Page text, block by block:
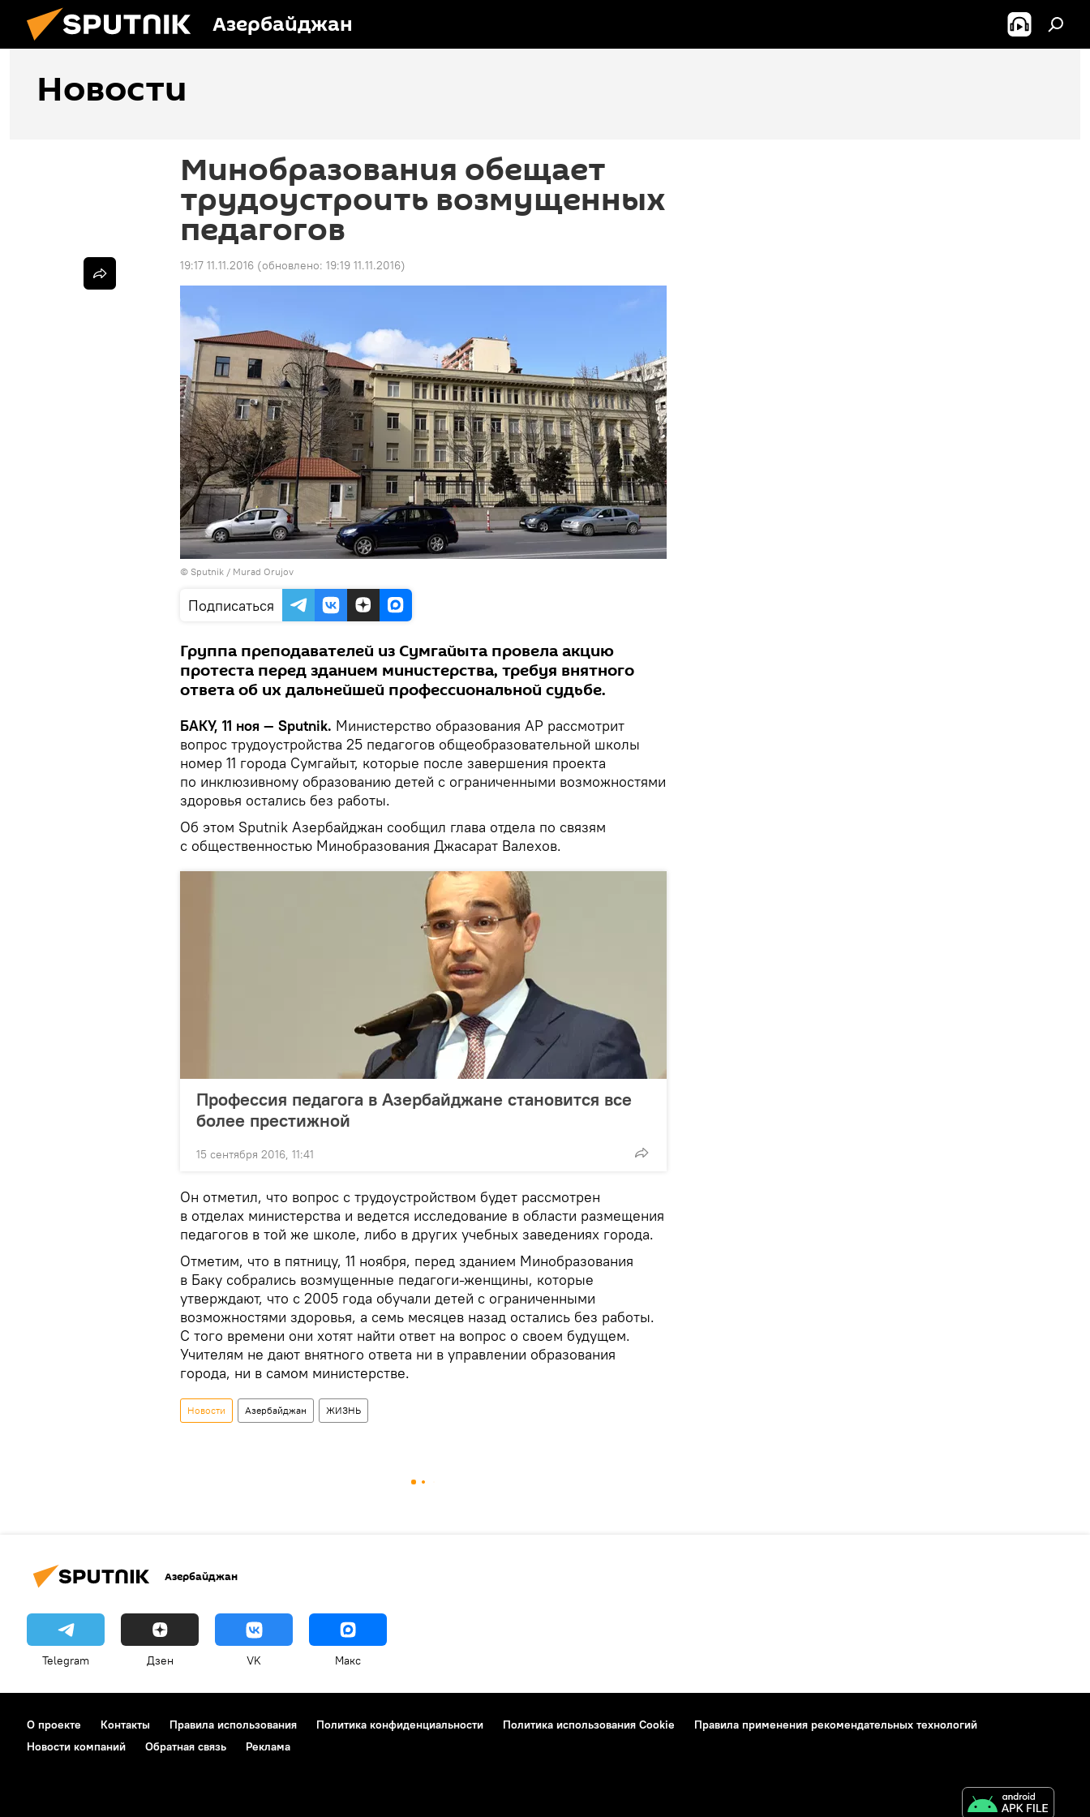
Азербайджан
Новости
Минобразования обещает
трудоустроить возмущенных
педагогов
19:17 11.11.2016 (обновлено: 19:19 11.11.2016)
© Sputnik / Murad Orujov
Подписаться
Группа преподавателей из Сумгайыта провела акцию
протеста перед зданием министерства, требуя внятного
ответа об их дальнейшей профессиональной судьбе.
БАКУ, 11 ноя — Sputnik. Министерство образования АР рассмотрит
вопрос трудоустройства 25 педагогов общеобразовательной школы
номер 11 города Сумгайыт, которые после завершения проекта
по инклюзивному образованию детей с ограниченными возможностями
здоровья остались без работы.
Об этом Sputnik Азербайджан сообщил глава отдела по связям
с общественностью Минобразования Джасарат Валехов.
Профессия педагога в Азербайджане становится все
более престижной
15 сентября 2016, 11:41
Он отметил, что вопрос с трудоустройством будет рассмотрен
в отделах министерства и ведется исследование в области размещения
педагогов в той же школе, либо в других учебных заведениях города.
Отметим, что в пятницу, 11 ноября, перед зданием Минобразования
в Баку собрались возмущенные педагоги-женщины, которые
утверждают, что с 2005 года обучали детей с ограниченными
возможностями здоровья, а семь месяцев назад остались без работы.
С того времени они хотят найти ответ на вопрос о своем будущем.
Учителям не дают внятного ответа ни в управлении образования
города, ни в самом министерстве.
Новости Азербайджан ЖИЗНЬ
Азербайджан
Telegram Дзен VK Макс
О проекте Контакты Правила использования Политика конфиденциальности Политика использования Cookie
Правила применения рекомендательных технологий
Новости компаний
Обратная связь Реклама